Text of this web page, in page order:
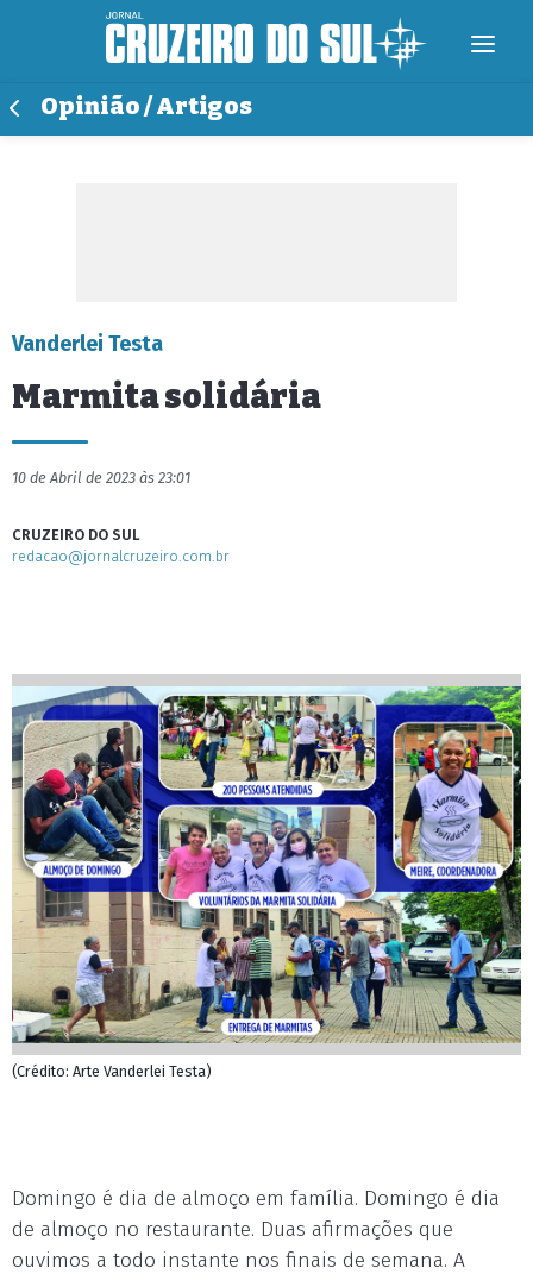
Opinião / Artigos
Vanderlei Testa
Marmita solidária
10 de Abril de 2023 às 23:01
CRUZEIRO DO SUL
redacao@jornalcruzeiro.com.br
(Crédito: Arte Vanderlei Testa)
Domingo é dia de almoço em família. Domingo é dia
de almoço no restaurante. Duas afirmações que
ouvimos a todo instante nos finais de semana. A